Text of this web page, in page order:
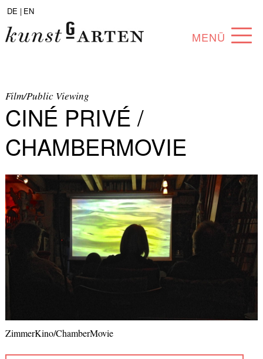
DE | EN
MENÜ
COLLECTION
ARTISTS
PARTNERS
ANGEBOTE
Film/Public Viewing
CINÉ PRIVÉ /
CHAMBERMOVIE
ZimmerKino/ChamberMovie